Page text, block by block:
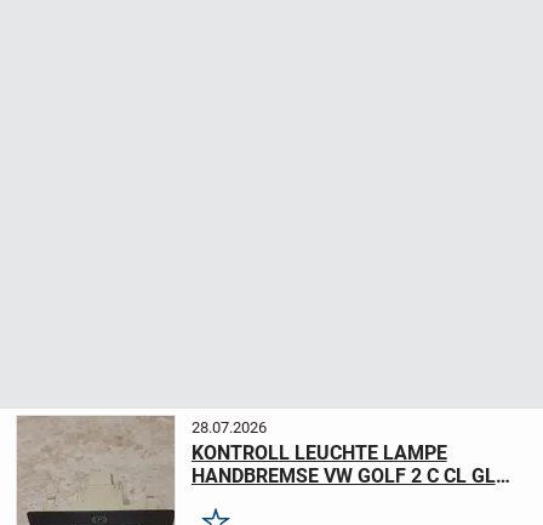
28.07.2026
KONTROLL LEUCHTE LAMPE
HANDBREMSE VW GOLF 2 C CL GL